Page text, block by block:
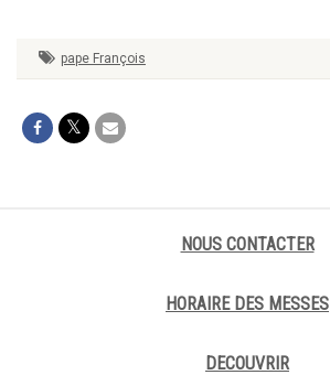
pape François
NOUS CONTACTER
HORAIRE DES MESSES
DECOUVRIR